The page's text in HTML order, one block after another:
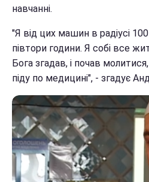
навчанні.
"Я від цих машин в радіусі
півтори години. Я собі все
Бога згадав, і почав
піду по медицині", - згадує